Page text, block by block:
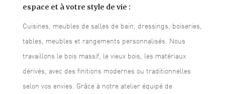
espace et à votre style de vie :
Cuisines, meubles de salles de bain, dressings, boiseries,
tables, meubles et rangements personnalisés. Nous
travaillons le bois massif, le vieux bois, les matériaux
dérivés, avec des finitions modernes ou traditionnelles
selon vos envies. Grâce à notre atelier équipé de